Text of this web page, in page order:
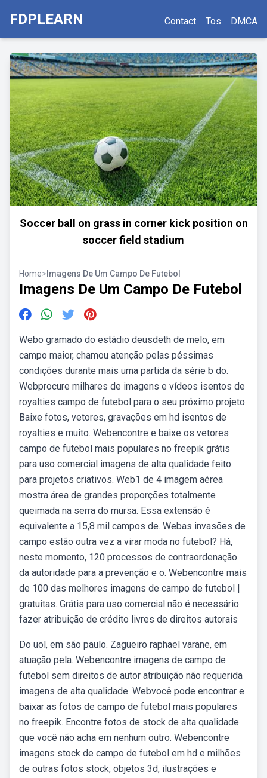
FDPLEARN Contact Tos DMCA
Soccer ball on grass in corner kick position on
soccer field stadium
Home> Imagens De Um Campo De Futebol
Imagens De Um Campo De Futebol
Webo gramado do estádio deusdeth de melo, em
campo maior, chamou atenção pelas péssimas
condições durante mais uma partida da série b do.
Webprocure milhares de imagens e vídeos isentos de
royalties campo de futebol para o seu próximo projeto.
Baixe fotos, vetores, gravações em hd isentos de
royalties e muito. Webencontre e baixe os vetores
campo de futebol mais populares no freepik grátis
para uso comercial imagens de alta qualidade feito
para projetos criativos. Web1 de 4 imagem aérea
mostra área de grandes proporções totalmente
queimada na serra do mursa. Essa extensão é
equivalente a 15,8 mil campos de. Webas invasões de
campo estão outra vez a virar moda no futebol? Há,
neste momento, 120 processos de contraordenação
da autoridade para a prevenção e o. Webencontre mais
de 100 das melhores imagens de campo de futebol |
gratuitas. Grátis para uso comercial não é necessário
fazer atribuição de crédito livres de direitos autorais
Do uol, em são paulo. Zagueiro raphael varane, em
atuação pela. Webencontre imagens de campo de
futebol sem direitos de autor atribuição não requerida
imagens de alta qualidade. Webvocê pode encontrar e
baixar as fotos de campo de futebol mais populares
no freepik. Encontre fotos de stock de alta qualidade
que você não acha em nenhum outro. Webencontre
imagens stock de campo de futebol em hd e milhões
de outras fotos stock, objetos 3d, ilustrações e